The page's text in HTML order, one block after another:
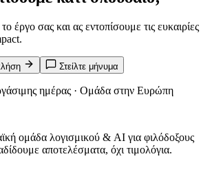
έργο σας και ας εντοπίσουμε τις ευκαιρίες
Στείλτε μήνυμα
ημέρας · Ομάδα στην Ευρώπη
ομάδα λογισμικού & AI για φιλόδοξους
αποτελέσματα, όχι τιμολόγια.